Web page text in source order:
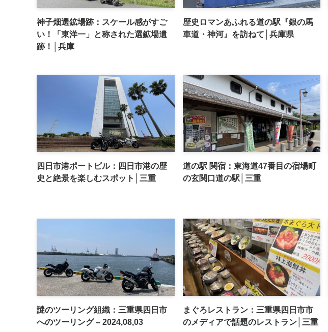
神子畑選鉱場跡：スケール感がすご
い！「東洋一」と称された選鉱場遺
跡！│兵庫
歴史ロマンあふれる道の駅『銀の馬
車道・神河』を訪ねて│兵庫県
四日市港ポートビル：四日市港の歴
史と絶景を楽しむスポット│三重
道の駅 関宿：東海道47番目の宿場町
の玄関口道の駅│三重
謎のツーリング組織：三重県四日市
へのツーリング – 2024,08,03
まぐろレストラン：三重県四日市市
のメディアで話題のレストラン│三重